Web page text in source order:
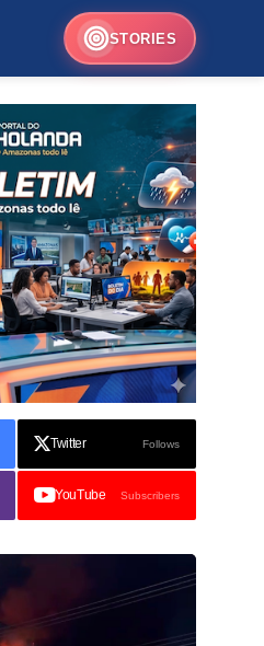
STORIES
Twitter Follows
YouTube Subscribers